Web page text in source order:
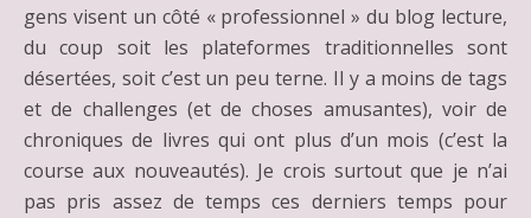
gens visent un côté « professionnel » du blog lecture,
du coup soit les plateformes traditionnelles sont
désertées, soit c’est un peu terne. Il y a moins de tags
et de challenges (et de choses amusantes), voir de
chroniques de livres qui ont plus d’un mois (c’est la
course aux nouveautés). Je crois surtout que je n’ai
pas pris assez de temps ces derniers temps pour